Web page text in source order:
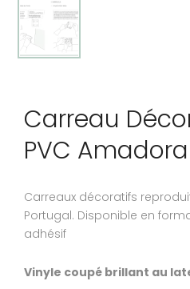
Carreau
PVC Amadora
Carreaux décoratifs
Portugal. Disponible en
adhésif
Vinyle coupé brillant au